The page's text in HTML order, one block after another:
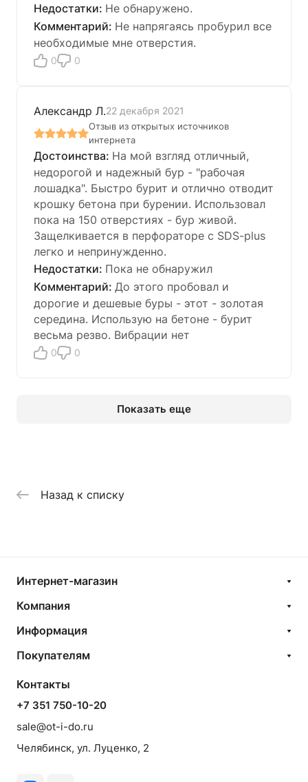
Не обнаружено.
Не напрягаясь пробурил все
необходимые мне отверстия.
0 0
Александр Л.22 декабря 2021
Отзыв из открытых источников
интернета
На мой взгляд отличный,
недорогой и надежный бур - "рабочая
лошадка". Быстро бурит и отлично отводит
крошку бетона при бурении. Использовал
пока на 150 отверстиях - бур живой.
Защелкивается в перфораторе с SDS-plus
легко и непринужденно.
Пока не обнаружил
До этого пробовал и
дорогие и дешевые буры - этот - золотая
середина. Использую на бетоне - бурит
весьма резво. Вибрации нет
0 0
Показать еще
Назад к списку
Интернет-магазин
Компания
Информация
Покупателям
Контакты
+7 351 750-10-20
sale@ot-i-do.ru
Челябинск, ул. Луценко, 2